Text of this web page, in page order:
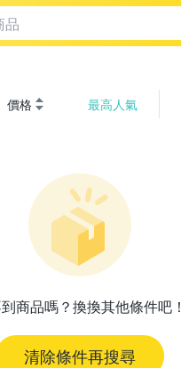
價格 最高人氣
商品嗎？換換其他條件吧！
清除條件再搜尋